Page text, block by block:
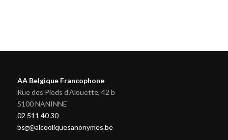
AA Belgique Francophone
Rue des Pieds d'Alouette, 42 b
5100 NANINNE
02 511 40 30
bsg@alcooliquesanonymes.be